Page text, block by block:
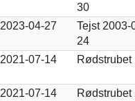
30
2023-04-27
Tejst 2003-
24
2021-07-14 Rødstrubet
2021-07-14 Rødstrubet